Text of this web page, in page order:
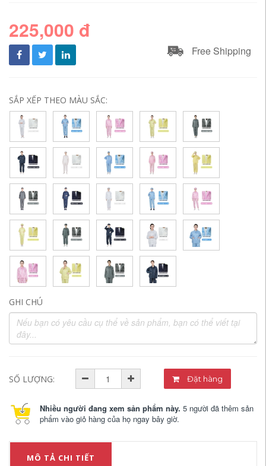
225,000 đ
Free Shipping
SẮP XẾP THEO MÀU SẮC:
GHI CHÚ
SỐ LƯỢNG: Đặt hàng
Nhiều người đang xem sản phẩm này. 5 người đã thêm sản
phẩm vào giỏ hàng của họ ngay bây giờ.
MÔ TẢ CHI TIẾT